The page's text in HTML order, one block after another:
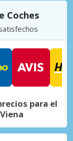
Coches
para el